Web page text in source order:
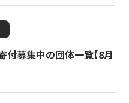
募集中の団体一覧【8月